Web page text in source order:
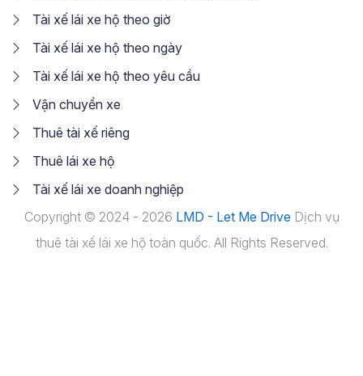
Tài xế lái xe hộ theo giờ
Tài xế lái xe hộ theo ngày
Tài xế lái xe hộ theo yêu cầu
Vận chuyển xe
Thuê tài xế riêng
Thuê lái xe hộ
Tài xế lái xe doanh nghiệp
Copyright © 2024 - 2026 LMD - Let Me Drive Dịch vụ
thuê tài xế lái xe hộ toàn quốc. All Rights Reserved.